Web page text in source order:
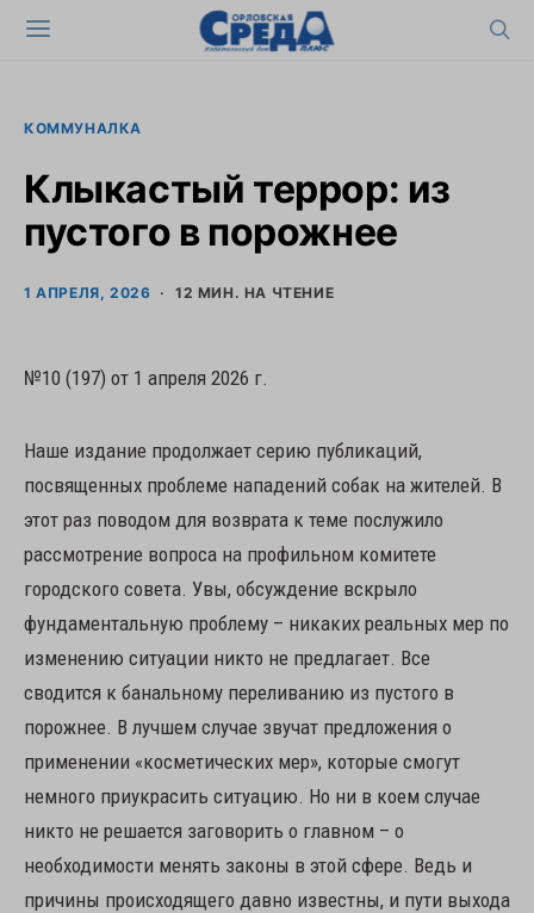
КОММУНАЛКА
Клыкастый террор: из
пустого в порожнее
1 АПРЕЛЯ, 2026 12 МИН. НА ЧТЕНИЕ
№10 (197) от 1 апреля 2026 г.
Наше издание продолжает серию публикаций,
посвященных проблеме нападений собак на жителей. В
этот раз поводом для возврата к теме послужило
рассмотрение вопроса на профильном комитете
городского совета. Увы, обсуждение вскрыло
фундаментальную проблему – никаких реальных мер по
изменению ситуации никто не предлагает. Все
сводится к банальному переливанию из пустого в
порожнее. В лучшем случае звучат предложения о
применении «косметических мер», которые смогут
немного приукрасить ситуацию. Но ни в коем случае
никто не решается заговорить о главном – о
необходимости менять законы в этой сфере. Ведь и
причины происходящего давно известны, и пути выхода